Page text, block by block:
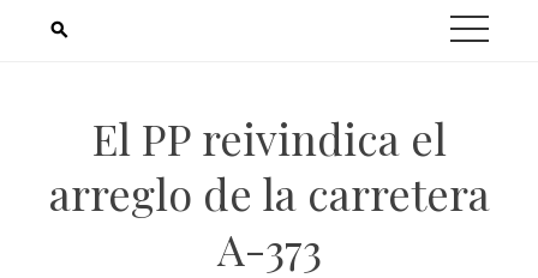
El PP reivindica el
arreglo de la carretera
A-373